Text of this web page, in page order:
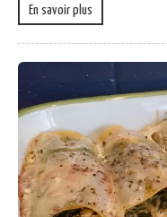
En savoir plus